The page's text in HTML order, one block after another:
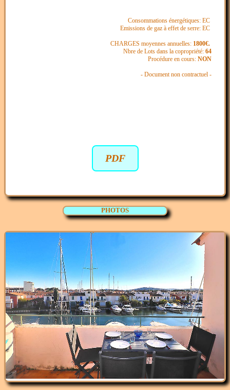
Consommations énergétiques: EC
Emissions de gaz à effet de serre: EC
CHARGES moyennes annuelles: 1800€.
Nbre de Lots dans la copropriété: 64
Procédure en cours: NON
- Document non contractuel -
PDF
PHOTOS